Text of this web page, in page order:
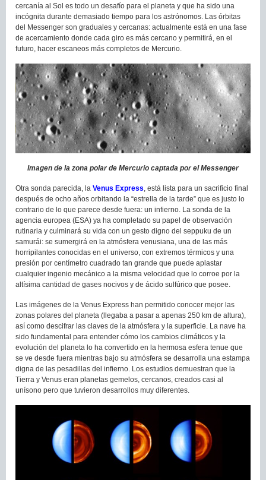
cercanía al Sol es todo un desafío para el planeta y que ha sido una
incógnita durante demasiado tiempo para los astrónomos. Las órbitas
del Messenger son graduales y cercanas: actualmente está en una fase
de acercamiento donde cada giro es más cercano y permitirá, en el
futuro, hacer escaneos más completos de Mercurio.
Imagen de la zona polar de Mercurio captada por el Messenger
Otra sonda parecida, la Venus Express , está lista para un sacrificio final
después de ocho años orbitando la “estrella de la tarde” que es justo lo
contrario de lo que parece desde fuera: un infierno. La sonda de la
agencia europea (ESA) ya ha completado su papel de observación
rutinaria y culminará su vida con un gesto digno del seppuku de un
samurái: se sumergirá en la atmósfera venusiana, una de las más
horripilantes conocidas en el universo, con extremos térmicos y una
presión por centímetro cuadrado tan grande que puede aplastar
cualquier ingenio mecánico a la misma velocidad que lo corroe por la
altísima cantidad de gases nocivos y de ácido sulfúrico que posee.
Las imágenes de la Venus Express han permitido conocer mejor las
zonas polares del planeta (llegaba a pasar a apenas 250 km de altura),
así como descifrar las claves de la atmósfera y la superficie. La nave ha
sido fundamental para entender cómo los cambios climáticos y la
evolución del planeta lo ha convertido en la hermosa esfera tenue que
se ve desde fuera mientras bajo su atmósfera se desarrolla una estampa
digna de las pesadillas del infierno. Los estudios demuestran que la
Tierra y Venus eran planetas gemelos, cercanos, creados casi al
unísono pero que tuvieron desarrollos muy diferentes.